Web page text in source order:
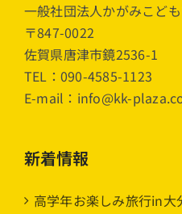
一般社団法人かがみこど
〒847-0022
佐賀県唐津市鏡2536-1
TEL：090-4585-1123
E-mail：info@kk-
新着情報
高学年お楽しみ旅行in大